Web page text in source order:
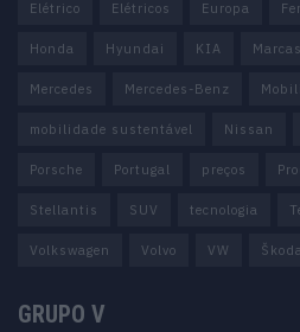
Elétrico Elétricos Europa
Honda Hyundai KIA Marcas
Mercedes Mercedes-Benz
mobilidade sustentável Nissan
Porsche Portugal preços
Stellantis SUV tecnologia
Volkswagen Volvo VW Škoda
GRUPO V